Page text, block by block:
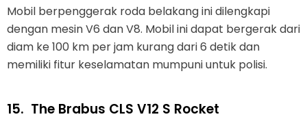
Mobil berpenggerak roda belakang ini dilengkapi
dengan mesin V6 dan V8. Mobil ini dapat bergerak dari
diam ke 100 km per jam kurang dari 6 detik dan
memiliki fitur keselamatan mumpuni untuk polisi.
15. The Brabus CLS V12 S Rocket